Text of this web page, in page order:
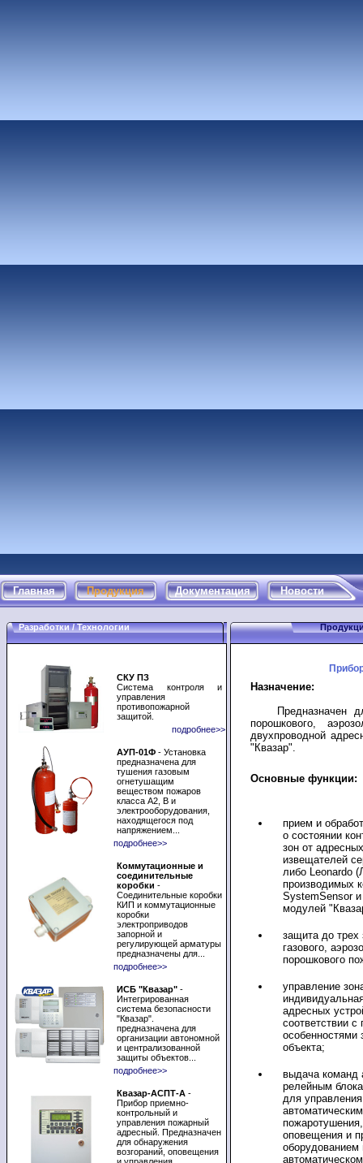
Главная Продукция Документация Новости
Разработки / Технологии
СКУ ПЗ
Система контроля и
управления
противопожарной
защитой.
подробнее>>
АУП-01Ф - Установка
предназначена для
тушения газовым
огнетушащим
веществом пожаров
класса А2, В и
электрооборудования,
находящегося под
напряжением...
подробнее>>
Коммутационные и
соединительные
коробки -
Соединительные коробки
КИП и коммутационные
коробки
электроприводов
запорной и
регулирующей арматуры
предназначены для...
подробнее>>
ИСБ "Квазар" -
Интегрированная
система безопасности
"Квазар".
предназначена для
организации автономной
и централизованной
защиты объектов...
подробнее>>
Квазар-АСПТ-А -
Прибор приемно-
контрольный и
управления пожарный
адресный. Предназначен
для обнаружения
возгораний, оповещения
Назначение:
Предназначен для
порошкового,
двухпроводной
"Квазар".
Основные функции:
прием и
о состоянии
зон от
извещателей
либо Leonardo
производимых
SystemSensor
модулей
защита до трех
газового,
порошкового
управление
адресных
соответствии с
объекта;
выдача команд
релейным
для управления
оповещения и
оборудованием